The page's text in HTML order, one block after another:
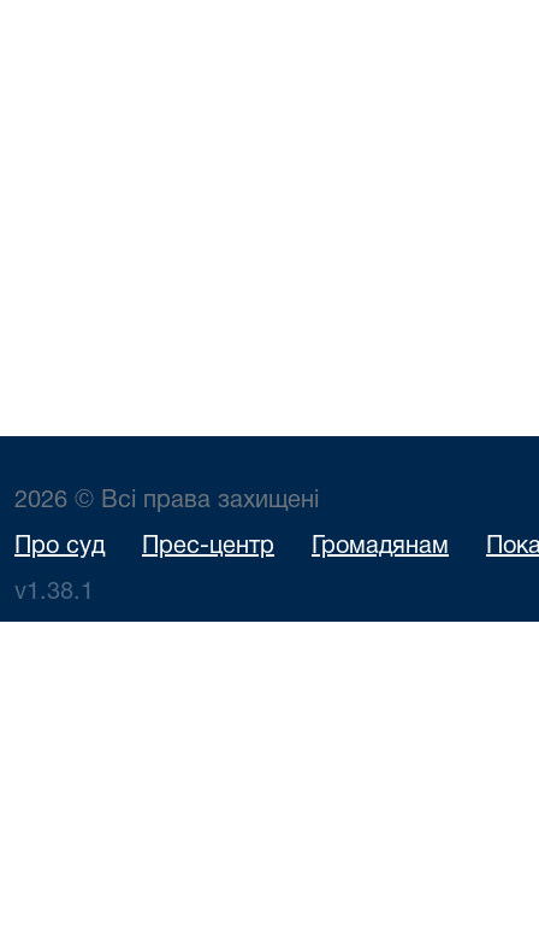
2026 © Всі права захищені
Про суд Прес-центр Громадянам
v1.38.1